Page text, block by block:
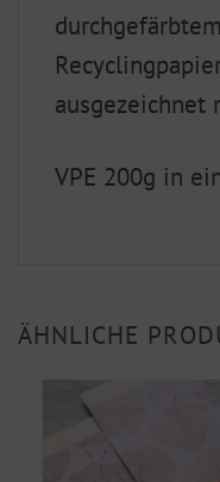
ausgezeichnet
VPE 200g in
ÄHNLICHE